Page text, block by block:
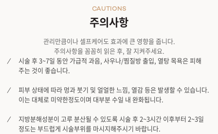
주의사항
CAUTIONS
관리만큼이나 셀프케어도 효과에 큰 영향을 줍니다.
주의사항을 꼼꼼히 읽은 후, 잘 지켜주세요.
시술 후 3~7일 동안 가급적 과음, 사우나/찜질방 출입, 열탕 목욕은 피해
주는 것이 좋습니다.
피부 상태에 따라 멍과 붓기 및 얼얼한 느낌, 열감 등은 발생할 수 있습니다.
이는 대체로 미약한정도이며 대부분 수일 내 완화됩니다.
지방분해성분이 고루 분산될 수 있도록 시술 후 2~3시간 이후부터 2~3일
정도는 부드럽게 시술부위를 마시지해주시기 바랍니다.